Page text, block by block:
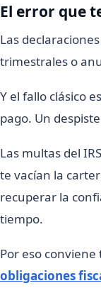
El error que
Las
trimestrales o
Y el fallo clásico
pago. Un
Las multas del
te vacían la
recuperar la
tiempo.
Por eso
obligaciones